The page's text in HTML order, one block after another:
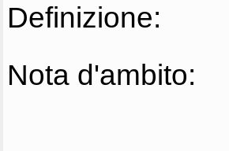
Definizione:
Nota d'ambito: